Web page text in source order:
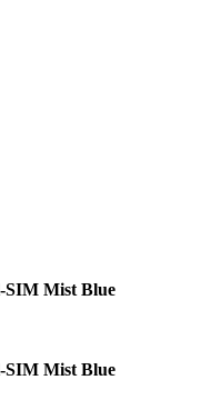
SIM Mist Blue
SIM Mist Blue